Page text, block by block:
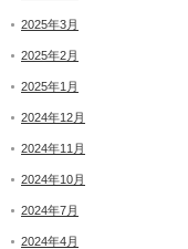
2025年3月
2025年2月
2025年1月
2024年12月
2024年11月
2024年10月
2024年7月
2024年4月